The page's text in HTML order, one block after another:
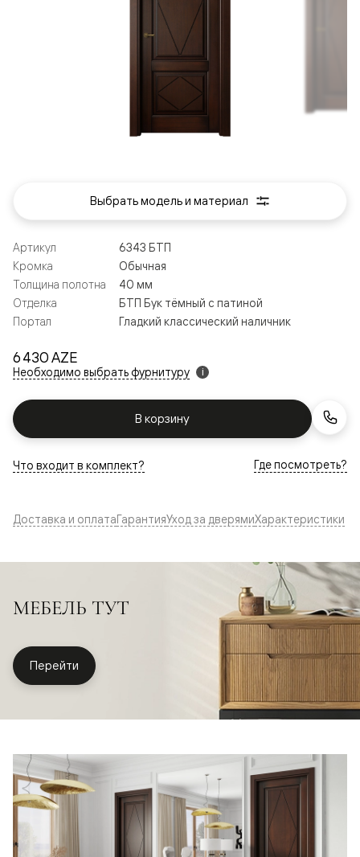
6 430 AZE
Необходимо выбрать фурнитуру i
В корзину
Артикул
6343 БТП
Кромка
Обычная
Толщина полотна
40 мм
Отделка
БТП Бук тёмный с патиной
Портал
Гладкий классический наличник
Что входит в комплект? Где посмотреть?
Выбрать модель и материал
Доставка и оплатаГарантияУход за дверямиХарактеристики
МЕБЕЛЬ ТУТ
Перейти